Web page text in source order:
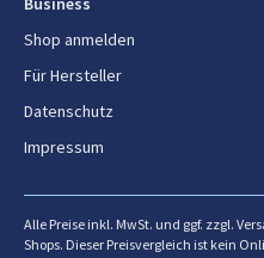
Objektiv
Brennweitenbereich
Blendenbereich (F-F)
Shop anmelden
Für Hersteller
Datenschutz
Impressum
Alle Preise inkl. MwSt. und ggf. zzgl.
Shops. Dieser Preisvergleich ist kein